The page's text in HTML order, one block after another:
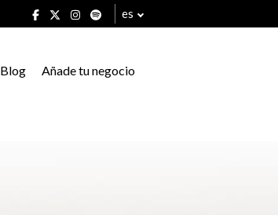
es
Blog Añade tu negocio